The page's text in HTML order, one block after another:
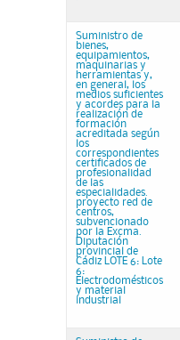
Suministro de
bienes,
equipamientos,
maquinarias y
herramientas y,
en general, los
medios suficientes
y acordes para la
realización de
formación
acreditada según
los
correspondientes
certificados de
profesionalidad
de las
especialidades.
proyecto red de
centros,
subvencionado
por la Excma.
Diputación
provincial de
Cádiz LOTE 6: Lote
6:
Electrodomésticos
y material
industrial